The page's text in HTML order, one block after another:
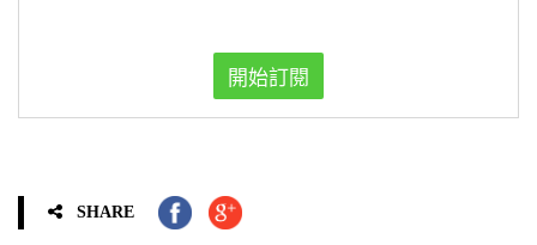
開始訂閱
SHARE